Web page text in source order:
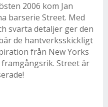
2006 kom Jan
barserie Street. Med
svarta detaljer ger den
de hantverksskickligt
från New Yorks
Street är